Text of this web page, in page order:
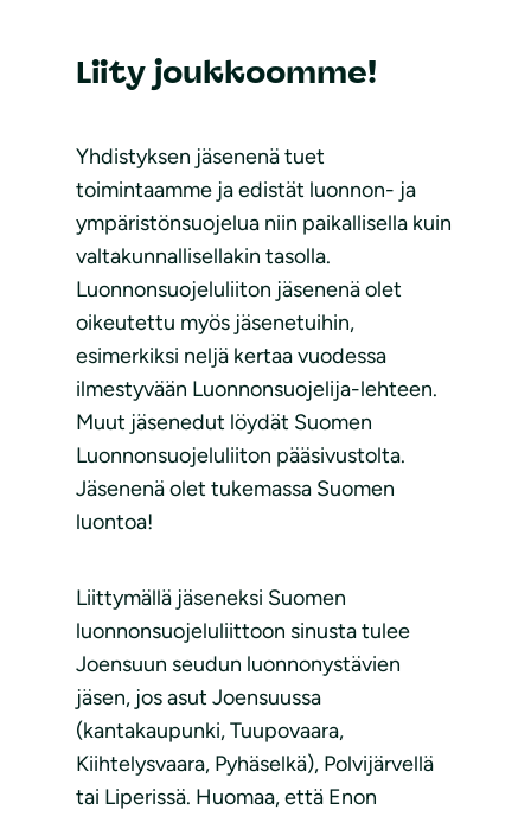
Liity joukkoomme!
Yhdistyksen jäsenenä tuet
toimintaamme ja edistät luonnon- ja
ympäristönsuojelua niin paikallisella kuin
valtakunnallisellakin tasolla.
Luonnonsuojeluliiton jäsenenä olet
oikeutettu myös jäsenetuihin,
esimerkiksi neljä kertaa vuodessa
ilmestyvään Luonnonsuojelija-lehteen.
Muut jäsenedut löydät Suomen
Luonnonsuojeluliiton pääsivustolta.
Jäsenenä olet tukemassa Suomen
luontoa!
Liittymällä jäseneksi Suomen
luonnonsuojeluliittoon sinusta tulee
Joensuun seudun luonnonystävien
jäsen, jos asut Joensuussa
(kantakaupunki, Tuupovaara,
Kiihtelysvaara, Pyhäselkä), Polvijärvellä
tai Liperissä. Huomaa, että Enon